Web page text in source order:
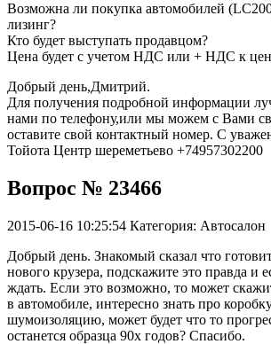
Возможна ли покупка автомобилей
лизинг?
Кто будет выступать продавцом?
Цена будет с учетом НДС или + НДС к
Добрый день,Дмитрий.
Для получения подробной информации
нами по телефону,или мы можем с Вами
оставите свой контактный номер. С
Тойота Центр шереметьево +74957302200
Вопрос № 23466
2015-06-16 10:25:54 Категория: Автосалон
Добрый день. Знакомый сказал что
нового крузера, подскажите это правда и
ждать. Если это возможно, то может
в автомобиле, интересно знать про
шумоизоляцию, может будет что то
останется образца 90х годов? Спасибо.